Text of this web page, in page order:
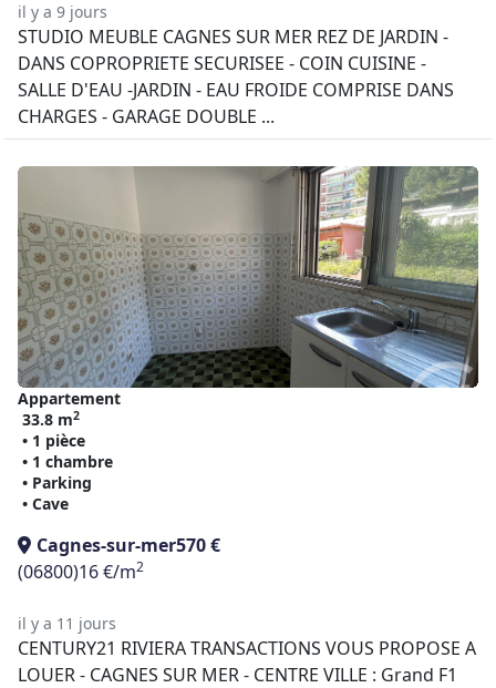
il y a 9 jours
STUDIO MEUBLE CAGNES SUR MER REZ DE JARDIN -
DANS COPROPRIETE SECURISEE - COIN CUISINE -
SALLE D'EAU -JARDIN - EAU FROIDE COMPRISE DANS
CHARGES - GARAGE DOUBLE ...
Appartement
33.8 m2
• 1 pièce
• 1 chambre
• Parking
• Cave
Cagnes-sur-mer570 €
(06800)16 €/m2
il y a 11 jours
CENTURY21 RIVIERA TRANSACTIONS VOUS PROPOSE A
LOUER - CAGNES SUR MER - CENTRE VILLE : Grand F1